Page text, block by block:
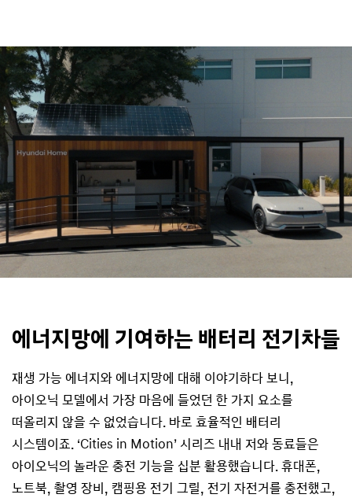
에너지망에 기여하는 배터리 전기차들
재생 가능 에너지와 에너지망에 대해 이야기하다 보니,
아이오닉 모델에서 가장 마음에 들었던 한 가지 요소를
떠올리지 않을 수 없었습니다. 바로 효율적인 배터리
시스템이죠. ‘Cities in Motion’ 시리즈 내내 저와 동료들은
아이오닉의 놀라운 충전 기능을 십분 활용했습니다. 휴대폰,
노트북, 촬영 장비, 캠핑용 전기 그릴, 전기 자전거를 충전했고,